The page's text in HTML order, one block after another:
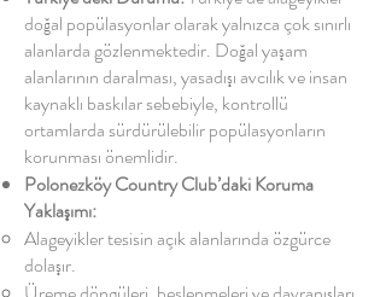
doğal popülasyonlar olarak yalnızca çok sınırlı
alanlarda gözlenmektedir. Doğal yaşam
alanlarının daralması, yasadışı avcılık ve insan
kaynaklı baskılar sebebiyle, kontrollü
ortamlarda sürdürülebilir popülasyonların
korunması önemlidir.
Polonezköy Country Club’daki Koruma
Yaklaşımı:
Alageyikler tesisin açık alanlarında özgürce
dolaşır.